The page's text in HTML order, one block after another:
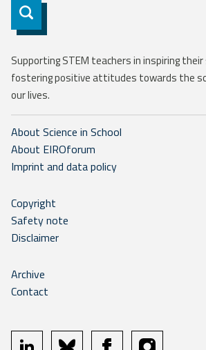
Subscribe
Supporting STEM teachers in inspiring
fostering positive attitudes towards the
our lives.
About Science in School
About EIROforum
Imprint and data policy
Copyright
Safety note
Disclaimer
Archive
Contact